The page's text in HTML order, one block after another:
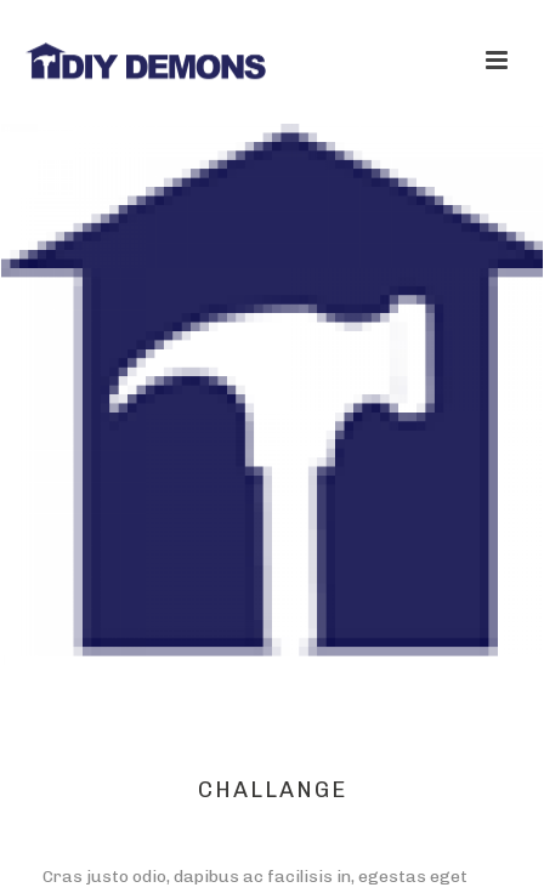
CHALLANGE
Cras justo odio, dapibus ac facilisis in, egestas eget